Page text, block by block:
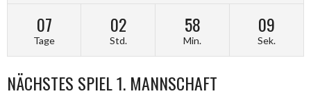
07
Tage
02
Std.
58
Min.
08
Sek.
NÄCHSTES SPIEL 1. MANNSCHAFT